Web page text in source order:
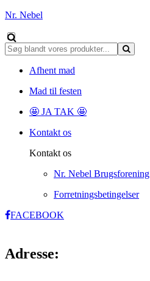
Nr. Nebel
Afhent mad
Mad til festen
🤩 JA TAK 🤩
Kontakt os
Kontakt os
Nr. Nebel Brugsforening
Forretningsbetingelser
FACEBOOK
Adresse: